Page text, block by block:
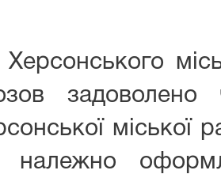
задоволено
міської
належно